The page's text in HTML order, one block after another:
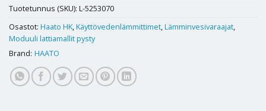
Tuotetunnus (SKU): L-5253070
Osastot: Haato HK,Käyttövedenlämmittimet,Lämminvesivaraajat,
Moduuli lattiamallit pysty
Brand: HAATO